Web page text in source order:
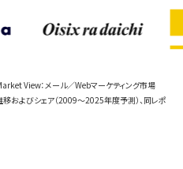
View：メール／Webマーケティング市場
およびシェア（2009～2025年度予測）、同レポ